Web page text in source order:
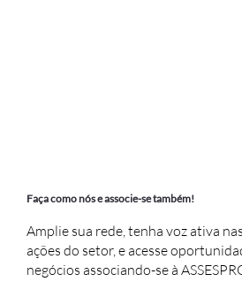
Faça como nós e associe-se também!
Amplie sua rede, tenha voz ativa
ações do setor, e acesse
negócios associando-se à